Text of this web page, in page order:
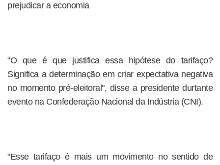
prejudicar a economia
"O que é que justifica essa hipótese do tarifaço?
Significa a determinação em criar expectativa negativa
no momento pré-eleitoral", disse a presidente durtante
evento na Confederação Nacional da Indústria (CNI).
"Esse tarifaço é mais um movimento no sentido de